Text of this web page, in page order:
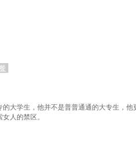
大学生，他并不是普普通通的大专生，
人的禁区。